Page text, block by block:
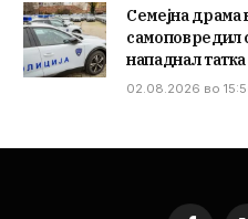
Семејна драма
самоповредил
нападнал
02.08.2026 во